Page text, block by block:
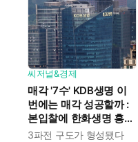
씨저널&경제
매각 '7수' KDB생명 이
번에는 매각 성공할까 :
본입찰에 한화생명 흥국
생명 한국금융지주 최종
3파전 구도가 형성됐다